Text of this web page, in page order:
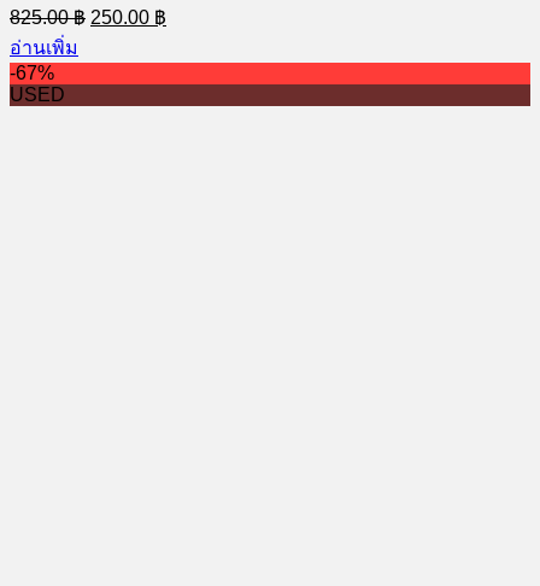
825.00฿ Original
price
825.00 ฿.
250.00 ฿
price
250.00 ฿.
อ่านเพิ่ม
-67%
USED